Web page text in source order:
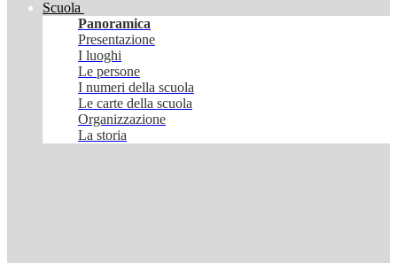
Scuola
Panoramica
Presentazione
I luoghi
Le persone
I numeri della scuola
Le carte della scuola
Organizzazione
La storia